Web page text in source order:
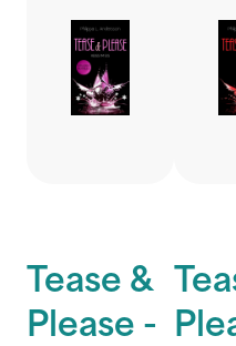
Tease &
Please -